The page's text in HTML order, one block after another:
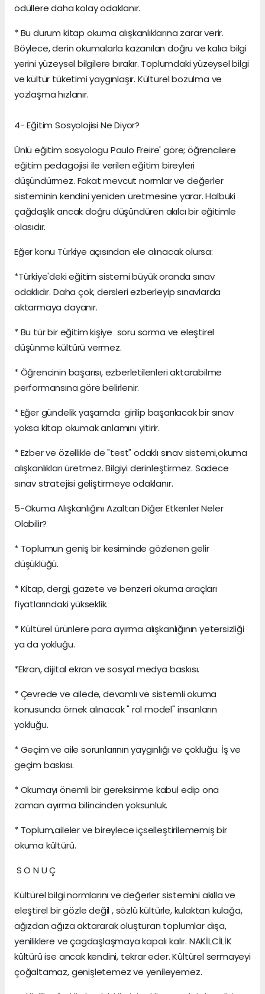
ödüllere daha kolay odaklanır.
* Bu durum kitap okuma alışkanlıklarına zarar verir.
Böylece, derin okumalarla kazanılan doğru ve kalıcı bilgi
yerini yüzeysel bilgilere bırakır. Toplumdaki yüzeysel bilgi
ve kültür tüketimi yaygınlaşır. Kültürel bozulma ve
yozlaşma hızlanır.
4- Eğitim Sosyolojisi Ne Diyor?
Ünlü eğitim sosyologu Paulo Freire' göre; öğrencilere
eğitim pedagojisi ile verilen eğitim bireyleri
düşündürmez. Fakat mevcut normlar ve değerler
sisteminin kendini yeniden üretmesine yarar. Halbuki
çağdaşlık ancak doğru düşündüren akılcı bir eğitimle
olasıdır.
Eğer konu Türkiye açısından ele alınacak olursa:
*Türkiye'deki eğitim sistemi büyük oranda sınav
odaklıdır. Daha çok, dersleri ezberleyip sınavlarda
aktarmaya dayanır.
* Bu tür bir eğitim kişiye soru sorma ve eleştirel
düşünme kültürü vermez.
* Öğrencinin başarısı, ezberletilenleri aktarabilme
performansına göre belirlenir.
* Eğer gündelik yaşamda girilip başarılacak bir sınav
yoksa kitap okumak anlamını yitirir.
* Ezber ve özellikle de "test" odaklı sınav sistemi,okuma
alışkanlıkları üretmez. Bilgiyi derinleştirmez. Sadece
sınav stratejisi geliştirmeye odaklanır.
5-Okuma Alışkanlığını Azaltan Diğer Etkenler Neler
Olabilir?
* Toplumun geniş bir kesiminde gözlenen gelir
düşüklüğü.
* Kitap, dergi, gazete ve benzeri okuma araçları
fiyatlarındaki yükseklik.
* Kültürel ürünlere para ayırma alışkanlığının yetersizliği
ya da yokluğu.
*Ekran, dijital ekran ve sosyal medya baskısı.
* Çevrede ve ailede, devamlı ve sistemli okuma
konusunda örnek alınacak " rol model" insanların
yokluğu.
* Geçim ve aile sorunlarının yaygınlığı ve çokluğu. İş ve
geçim baskısı.
* Okumayı önemli bir gereksinme kabul edip ona
zaman ayırma bilincinden yoksunluk.
* Toplum,aileler ve bireylece içselleştirilememiş bir
okuma kültürü.
S O N U Ç
Kültürel bilgi normlarını ve değerler sistemini akılla ve
eleştirel bir gözle değil , sözlü kültürle, kulaktan kulağa,
ağızdan ağıza aktararak oluşturan toplumlar dışa,
yeniliklere ve çagdaşlaşmaya kapalı kalır. NAKİLCİLİK
kültürü ise ancak kendini, tekrar eder. Kültürel sermayeyi
çoğaltamaz, genişletemez ve yenileyemez.